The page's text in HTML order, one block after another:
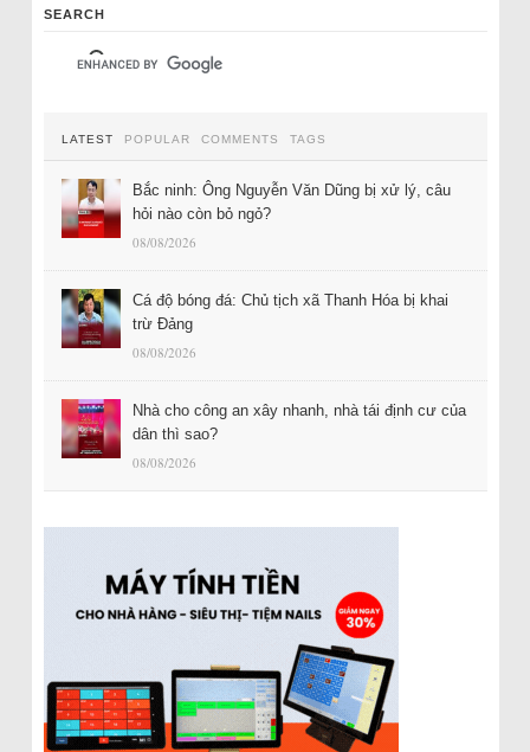
SEARCH
LATEST POPULAR COMMENTS TAGS
Bắc ninh: Ông Nguyễn Văn Dũng bị xử lý, câu
hỏi nào còn bỏ ngỏ?
08/08/2026
Cá độ bóng đá: Chủ tịch xã Thanh Hóa bị khai
trừ Đảng
08/08/2026
Nhà cho công an xây nhanh, nhà tái định cư của
dân thì sao?
08/08/2026